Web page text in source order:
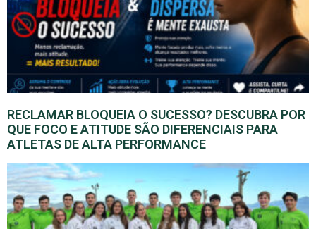
RECLAMAR BLOQUEIA O SUCESSO? DESCUBRA POR
QUE FOCO E ATITUDE SÃO DIFERENCIAIS PARA
ATLETAS DE ALTA PERFORMANCE